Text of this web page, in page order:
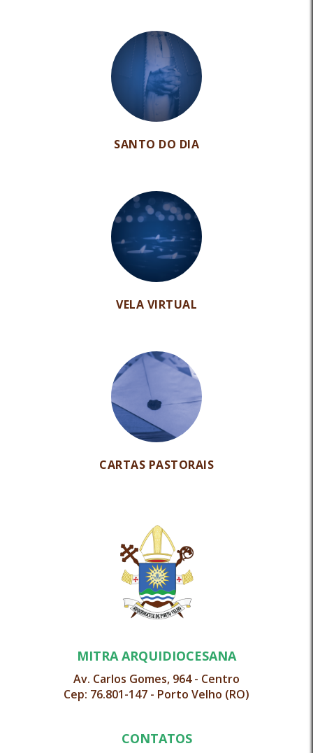
SANTO DO DIA
VELA VIRTUAL
CARTAS PASTORAIS
MITRA ARQUIDIOCESANA
Av. Carlos Gomes, 964 - Centro
Cep: 76.801-147 - Porto Velho (RO)
CONTATOS